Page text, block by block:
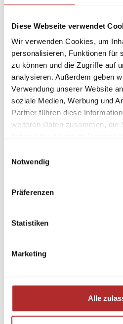
Diese Webseite verwendet
Wir verwenden Cookies, um
personalisieren, Funktionen für
zu können und die Zugriffe auf
analysieren. Außerdem geben
Verwendung unserer Website
soziale Medien, Werbung und
Partner führen diese
weiteren Daten zusammen, die
Notwendig
Präferenzen
Statistiken
Marketing
Alle